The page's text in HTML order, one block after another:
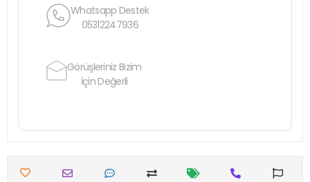
Whatsapp Destek
05312247936
Görüşleriniz Bizim
İçin Değerli